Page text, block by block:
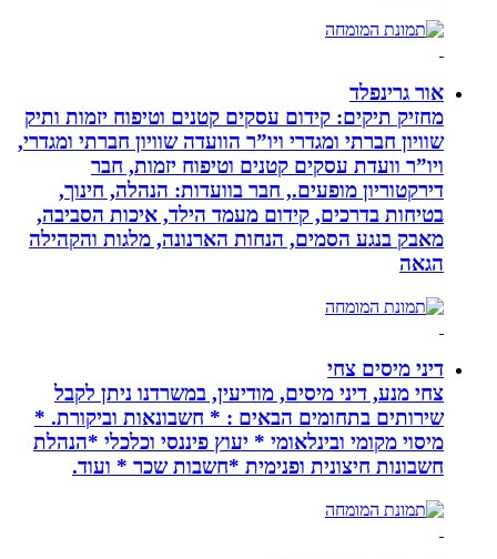
אור גרינפלד
מחזיק תיקים: קידום עסקים קטנים וטיפוח יזמות ותיק
שוויון חברתי ומגדרי ויו”ר הוועדה שוויון חברתי ומגדרי,
ויו”ר וועדת עסקים קטנים וטיפוח יזמות, חבר
דירקטוריון מופעים., חבר בוועדות: הנהלה, חינוך,
בטיחות בדרכים, קידום מעמד הילד, איכות הסביבה,
מאבק בנגע הסמים, הנחות הארנונה, מלגות והקהילה
הגאה
דיני מיסים צחי
צחי מנע, דיני מיסים, מודיעין, במשרדנו ניתן לקבל
שירותים בתחומים הבאים : * חשבונאות וביקורת. *
מיסוי מקומי ובינלאומי * יעוץ פיננסי וכלכלי *הנהלת
חשבונות חיצונית ופנימית *חשבות שכר * ועוד.